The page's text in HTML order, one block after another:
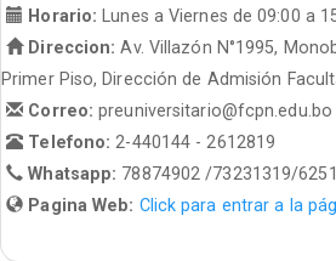
Horario:
Lunes a Viernes de 09:00 a
Direccion: Av. Villazón N°1995,
Primer Piso, Dirección de Admisión
Correo:preuniversitario@fcpn.edu.bo
Telefono: 2-440144 - 2612819
Whatsapp: 78874902 /73231319/
Pagina Web: Click para entrar a la